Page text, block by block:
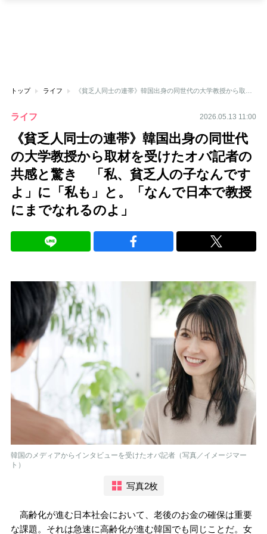
トップ ライフ
ライフ 2026.05.13 11:00
《貧乏人同士の連帯》韓国出身の同世代
の大学教授から取材を受けたオバ記者の
共感と驚き 「私、貧乏人の子なんです
よ」に「私も」と。「なんで日本で教授
にまでなれるのよ」
韓国のメディアからインタビューを受けたオバ記者（写真／イメージマー
ト）
写真2枚
高齢化が進む日本社会において、老後のお金の確保は重要
な課題。それは急速に高齢化が進む韓国でも同じことだ。女